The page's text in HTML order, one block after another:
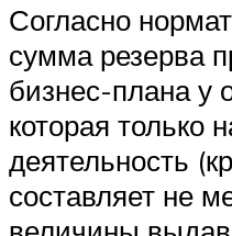
Согласно
сумма резерва
бизнес-плана у
которая только
деятельность
составляет не